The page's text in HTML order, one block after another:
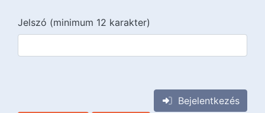
Jelszó (minimum 12 karakter)
Bejelentkezés